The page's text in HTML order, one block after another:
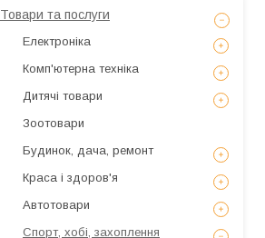
Товари та послуги
Електроніка
Комп'ютерна техніка
Дитячі товари
Зоотовари
Будинок, дача, ремонт
Краса і здоров'я
Автотовари
Спорт, хобі, захоплення